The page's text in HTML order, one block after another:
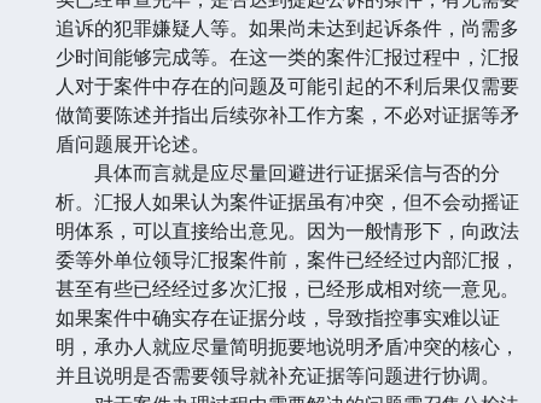
追诉的犯罪嫌疑人等。如果尚未达到起诉条件，尚需多
少时间能够完成等。在这一类的案件汇报过程中，汇报
人对于案件中存在的问题及可能引起的不利后果仅需要
做简要陈述并指出后续弥补工作方案，不必对证据等矛
盾问题展开论述。
具体而言就是应尽量回避进行证据采信与否的分
析。汇报人如果认为案件证据虽有冲突，但不会动摇证
明体系，可以直接给出意见。因为一般情形下，向政法
委等外单位领导汇报案件前，案件已经经过内部汇报，
甚至有些已经经过多次汇报，已经形成相对统一意见。
如果案件中确实存在证据分歧，导致指控事实难以证
明，承办人就应尽量简明扼要地说明矛盾冲突的核心，
并且说明是否需要领导就补充证据等问题进行协调。